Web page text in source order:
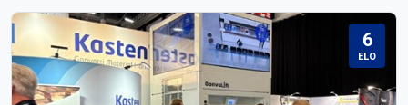
6
ELO